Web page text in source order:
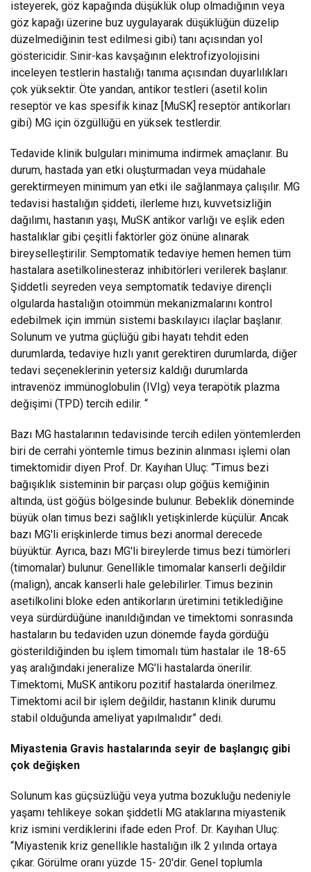
isteyerek, göz kapağında düşüklük olup olmadığının veya
göz kapağı üzerine buz uygulayarak düşüklüğün düzelip
düzelmediğinin test edilmesi gibi) tanı açısından yol
göstericidir. Sinir-kas kavşağının elektrofizyolojisini
inceleyen testlerin hastalığı tanıma açısından duyarlılıkları
çok yüksektir. Öte yandan, antikor testleri (asetil kolin
reseptör ve kas spesifik kinaz [MuSK] reseptör antikorları
gibi) MG için özgüllüğü en yüksek testlerdir.
Tedavide klinik bulguları minimuma indirmek amaçlanır. Bu
durum, hastada yan etki oluşturmadan veya müdahale
gerektirmeyen minimum yan etki ile sağlanmaya çalışılır. MG
tedavisi hastalığın şiddeti, ilerleme hızı, kuvvetsizliğin
dağılımı, hastanın yaşı, MuSK antikor varlığı ve eşlik eden
hastalıklar gibi çeşitli faktörler göz önüne alınarak
bireyselleştirilir. Semptomatik tedaviye hemen hemen tüm
hastalara asetilkolinesteraz inhibitörleri verilerek başlanır.
Şiddetli seyreden veya semptomatik tedaviye dirençli
olgularda hastalığın otoimmün mekanizmalarını kontrol
edebilmek için immün sistemi baskılayıcı ilaçlar başlanır.
Solunum ve yutma güçlüğü gibi hayatı tehdit eden
durumlarda, tedaviye hızlı yanıt gerektiren durumlarda, diğer
tedavi seçeneklerinin yetersiz kaldığı durumlarda
intravenöz immünoglobulin (IVIg) veya terapötik plazma
değişimi (TPD) tercih edilir. “
Bazı MG hastalarının tedavisinde tercih edilen yöntemlerden
biri de cerrahi yöntemle timus bezinin alınması işlemi olan
timektomidir diyen Prof. Dr. Kayıhan Uluç: “Timus bezi
bağışıklık sisteminin bir parçası olup göğüs kemiğinin
altında, üst göğüs bölgesinde bulunur. Bebeklik döneminde
büyük olan timus bezi sağlıklı yetişkinlerde küçülür. Ancak
bazı MG'li erişkinlerde timus bezi anormal derecede
büyüktür. Ayrıca, bazı MG'li bireylerde timus bezi tümörleri
(timomalar) bulunur. Genellikle timomalar kanserli değildir
(malign), ancak kanserli hale gelebilirler. Timus bezinin
asetilkolini bloke eden antikorların üretimini tetiklediğine
veya sürdürdüğüne inanıldığından ve timektomi sonrasında
hastaların bu tedaviden uzun dönemde fayda gördüğü
gösterildiğinden bu işlem timomalı tüm hastalar ile 18-65
yaş aralığındaki jeneralize MG'li hastalarda önerilir.
Timektomi, MuSK antikoru pozitif hastalarda önerilmez.
Timektomi acil bir işlem değildir, hastanın klinik durumu
stabil olduğunda ameliyat yapılmalıdır” dedi.
Miyastenia Gravis hastalarında seyir de başlangıç gibi
çok değişken
Solunum kas güçsüzlüğü veya yutma bozukluğu nedeniyle
yaşamı tehlikeye sokan şiddetli MG ataklarına miyastenik
kriz ismini verdiklerini ifade eden Prof. Dr. Kayıhan Uluç:
“Miyastenik kriz genellikle hastalığın ilk 2 yılında ortaya
çıkar. Görülme oranı yüzde 15- 20'dir. Genel toplumla